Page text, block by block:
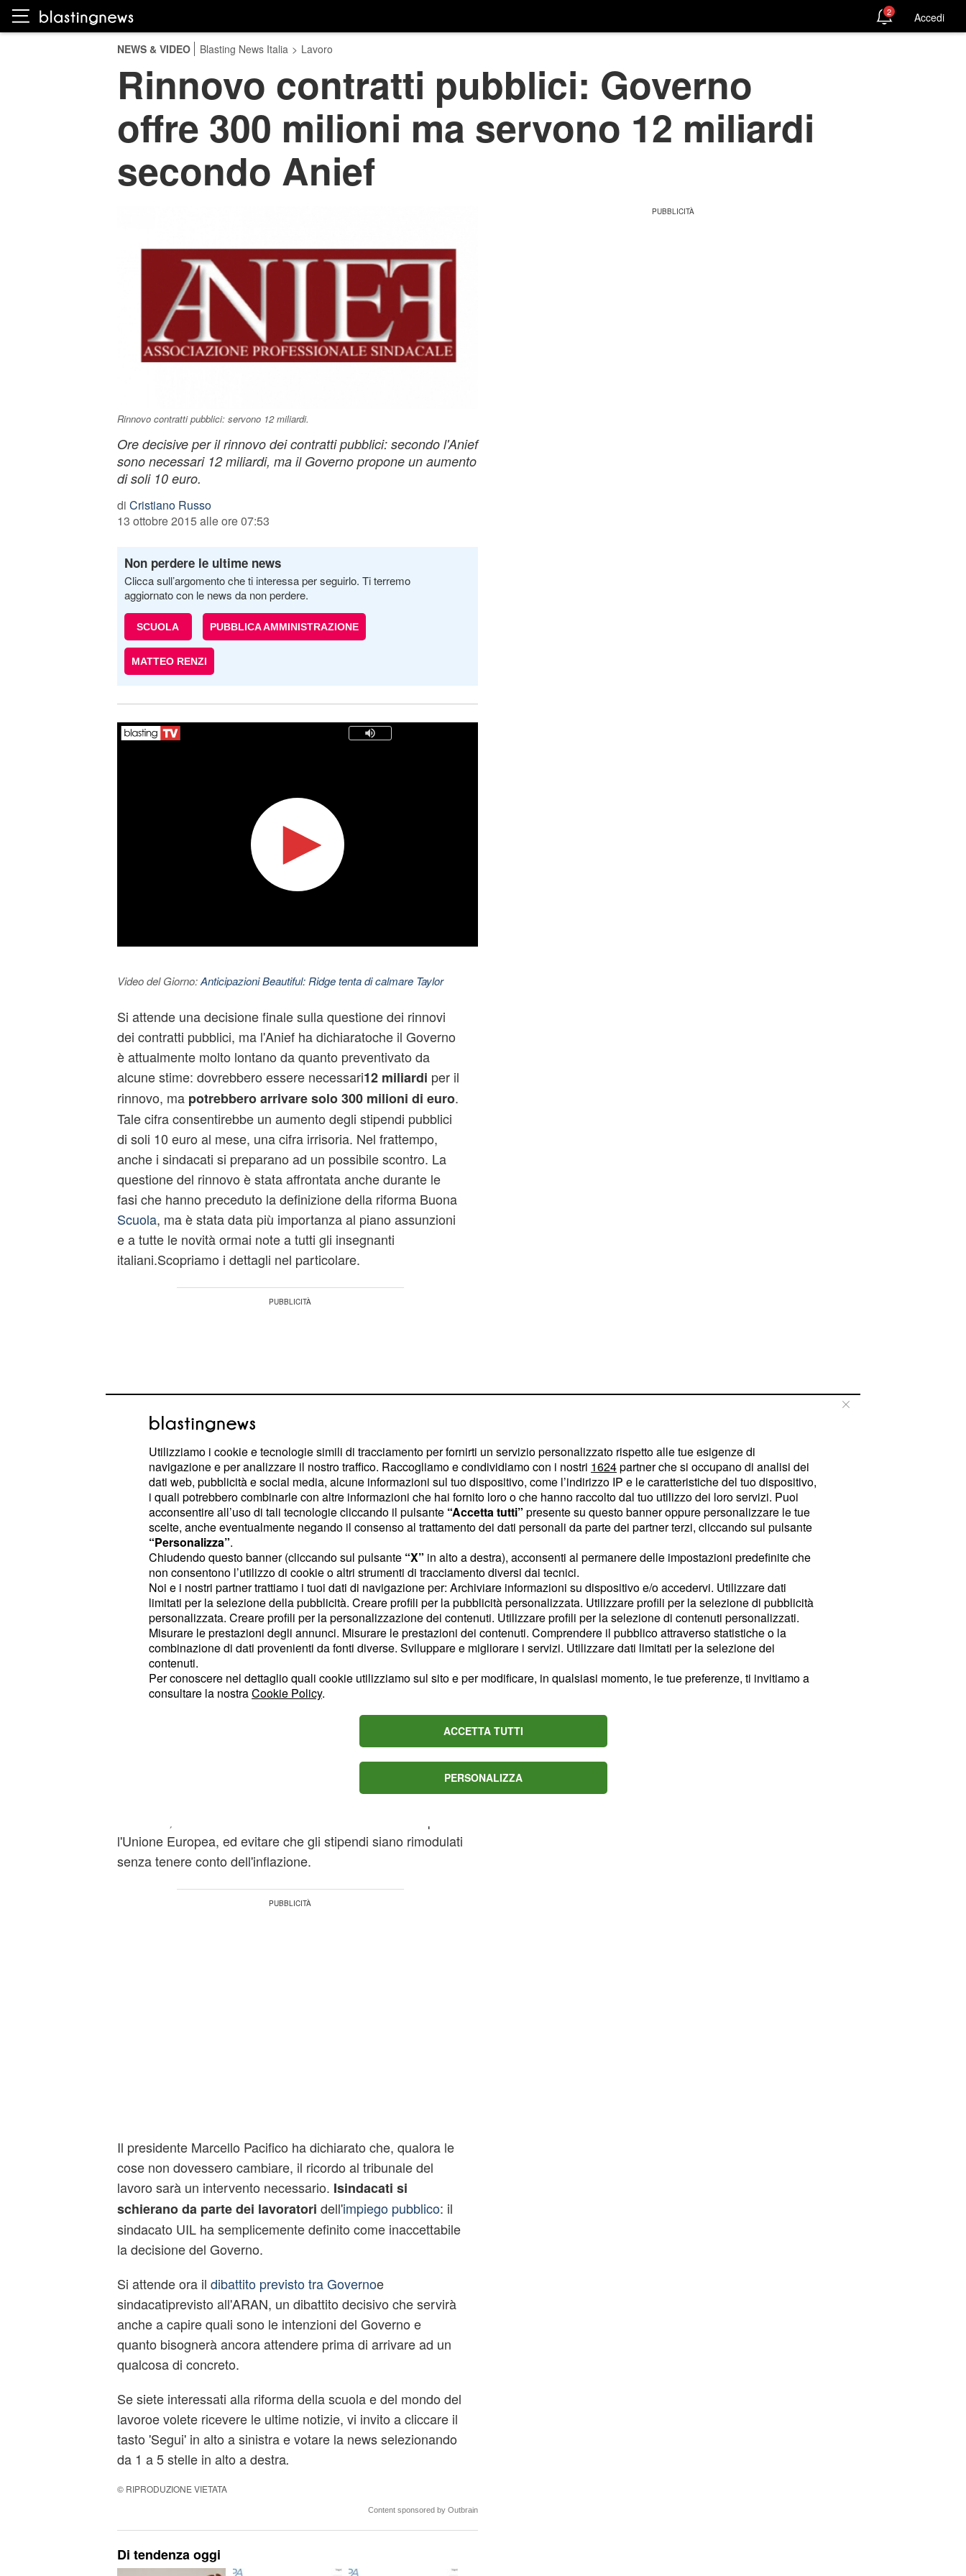
2 Accedi
NEWS & VIDEO Blasting News Italia > Lavoro
Rinnovo contratti pubblici: Governo
offre 300 milioni ma servono 12 miliardi
secondo Anief
Rinnovo contratti pubblici: servono 12 miliardi.
Ore decisive per il rinnovo dei contratti pubblici: secondo l'Anief
sono necessari 12 miliardi, ma il Governo propone un aumento
di soli 10 euro.
di Cristiano Russo
13 ottobre 2015 alle ore 07:53
Non perdere le ultime news
Clicca sull’argomento che ti interessa per seguirlo. Ti terremo
aggiornato con le news da non perdere.
SCUOLA PUBBLICA AMMINISTRAZIONE
MATTEO RENZI
Video del Giorno:Anticipazioni Beautiful: Ridge tenta di calmare Taylor
Si attende una decisione finale sulla questione dei rinnovi
dei contratti pubblici, ma l'Anief ha dichiaratoche il Governo
è attualmente molto lontano da quanto preventivato da
alcune stime: dovrebbero essere necessari12 miliardi per il
rinnovo, mapotrebbero arrivare solo 300 milioni di euro.
Tale cifra consentirebbe un aumento degli stipendi pubblici
di soli 10 euro al mese, una cifra irrisoria. Nel frattempo,
anche i sindacati si preparano ad un possibile scontro. La
questione del rinnovo è stata affrontata anche durante le
fasi che hanno preceduto la definizione della riforma Buona
Scuola, ma è stata data più importanza al piano assunzioni
e a tutte le novità ormai note a tutti gli insegnanti
italiani.Scopriamo i dettagli nel particolare.
Anief e sindacati contro il Governo
per il rinnovo contratti pubblici
La proposta del Governo è considerata davvero troppo
misera se paragonata a quanto è stato preventivato
dall'Anief per il rinnovo dei contratti pubblici, un nodo sul
quale si dibatte da tempo e che richiede necessariamente
un intervento deciso per una soluzione definitiva della
questione. Come già anticipato, il Governo sarebbe pronto
ad utilizzare 300 milioni di euro per il rinnovo, soldi che
. Tale cifra appare davvero troppo bassa se
necessari per poter rispettare la percentuale fissata al 9,6%
l'Unione Europea, ed evitare che gli stipendi siano rimodulati
senza tenere conto dell'inflazione.
Il presidente Marcello Pacifico ha dichiarato che, qualora le
cose non dovessero cambiare, il ricordo al tribunale del
lavoro sarà un intervento necessario. Isindacati si
schierano da parte dei lavoratori dell'impiego pubblico: il
sindacato UIL ha semplicemente definito come inaccettabile
la decisione del Governo.
Si attende ora il dibattito previsto tra Governoe
sindacatiprevisto all'ARAN, un dibattito decisivo che servirà
anche a capire quali sono le intenzioni del Governo e
quanto bisognerà ancora attendere prima di arrivare ad un
qualcosa di concreto.
Se siete interessati alla riforma della scuola e del mondo del
lavoroe volete ricevere le ultime notizie, vi invito a cliccare il
tasto 'Segui' in alto a sinistra e votare la news selezionando
da 1 a 5 stelle in alto a destra.
© RIPRODUZIONE VIETATA
Content sponsored by Outbrain
Di tendenza oggi
Utilizziamo i cookie e tecnologie simili di tracciamento per fornirti un servizio personalizzato rispetto alle tue esigenze di
navigazione e per analizzare il nostro traffico. Raccogliamo e condividiamo con i nostri 1624partner che si occupano di analisi dei
dati web, pubblicità e social media, alcune informazioni sul tuo dispositivo, come l’indirizzo IP e le caratteristiche del tuo dispositivo,
i quali potrebbero combinarle con altre informazioni che hai fornito loro o che hanno raccolto dal tuo utilizzo dei loro servizi. Puoi
acconsentire all’uso di tali tecnologie cliccando il pulsante “Accetta tutti” presente su questo banner oppure personalizzare le tue
scelte, anche eventualmente negando il consenso al trattamento dei dati personali da parte dei partner terzi, cliccando sul pulsante
“Personalizza”.
Chiudendo questo banner (cliccando sul pulsante “X” in alto a destra), acconsenti al permanere delle impostazioni predefinite che
non consentono l’utilizzo di cookie o altri strumenti di tracciamento diversi dai tecnici.
Noi e i nostri partner trattiamo i tuoi dati di navigazione per: Archiviare informazioni su dispositivo e/o accedervi. Utilizzare dati
limitati per la selezione della pubblicità. Creare profili per la pubblicità personalizzata. Utilizzare profili per la selezione di pubblicità
personalizzata. Creare profili per la personalizzazione dei contenuti. Utilizzare profili per la selezione di contenuti personalizzati.
Misurare le prestazioni degli annunci. Misurare le prestazioni dei contenuti. Comprendere il pubblico attraverso statistiche o la
combinazione di dati provenienti da fonti diverse. Sviluppare e migliorare i servizi. Utilizzare dati limitati per la selezione dei
contenuti.
Per conoscere nel dettaglio quali cookie utilizziamo sul sito e per modificare, in qualsiasi momento, le tue preferenze, ti invitiamo a
consultare la nostraCookie Policy.
ACCETTA TUTTI
PERSONALIZZA